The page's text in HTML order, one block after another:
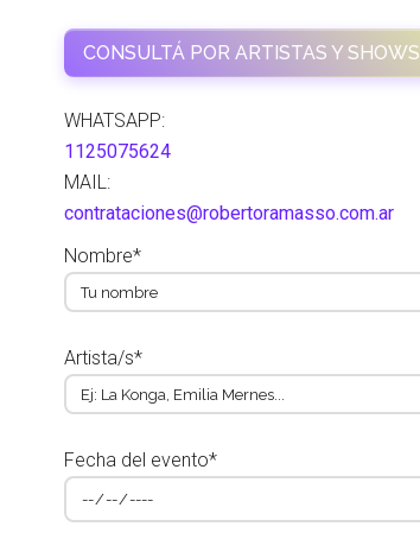
CONSULTÁ POR ARTISTAS Y SHOWS
WHATSAPP:
1125075624
MAIL:
contrataciones@robertoramasso.com.ar
Nombre*
Artista/s*
Fecha del evento*